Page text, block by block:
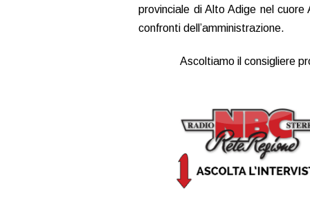
provinciale di Alto Adige nel
confronti dell’amministrazione.
Ascoltiamo il consigliere